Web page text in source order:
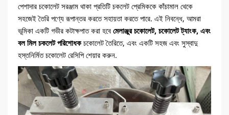
পেশাদার চকোলেট সরঞ্জাম থাকা প্রতিটি চকলেট প্রেমিককে কাঁচামাল থেকে
সহজেই তৈরি পণ্যে রূপান্তর করতে সহায়তা করতে পারে. এই নিবন্ধে, আমরা
ভূমিকা একটি গভীর কটাক্ষপাত করা হবে মেলাঞ্জুর চকোলেট, চকোলেট ট্যাংক, এবং
বল মিল চকলেট পরিশোধকচকোলেট তৈরিতে, এবং একটি সহজ এবং সুস্বাদু
হস্তনির্মিত চকোলেট রেসিপি শেয়ার করুন.